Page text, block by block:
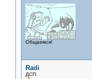
Общаемся!
Radi
ДСП